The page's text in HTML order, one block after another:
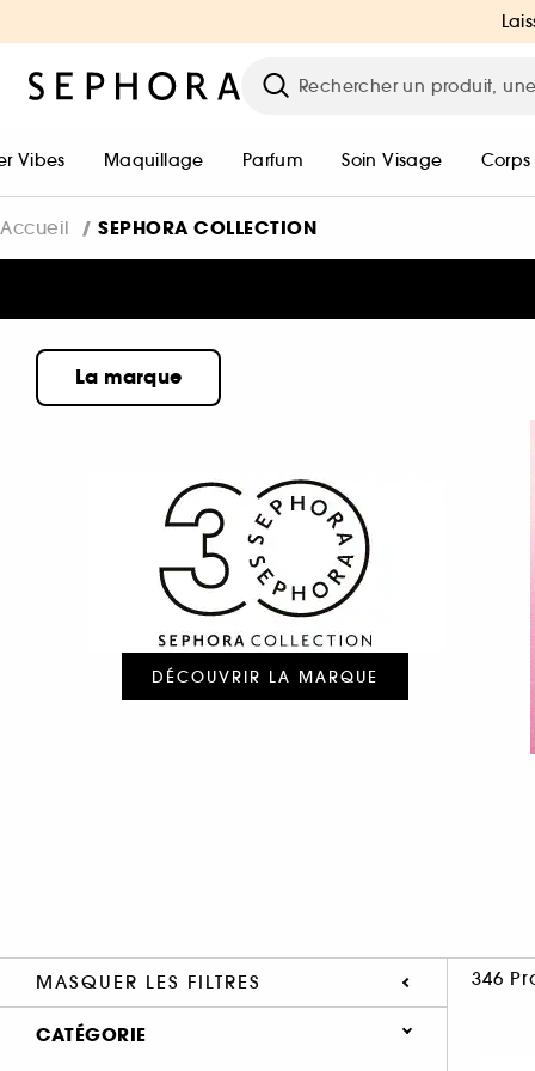
Vibes Maquillage Parfum Soin Visage Corps
Accueil SEPHORA COLLECTION
La marque
DÉCOUVRIR LA MARQUE
MASQUER LES FILTRES 346
CATÉGORIE